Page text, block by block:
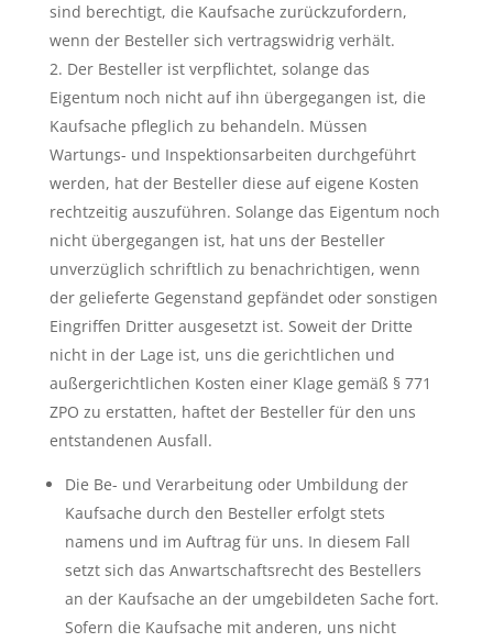
sind berechtigt, die Kaufsache zurückzufordern,
wenn der Besteller sich vertragswidrig verhält.
Der Besteller ist verpflichtet, solange das
Eigentum noch nicht auf ihn übergegangen ist, die
Kaufsache pfleglich zu behandeln. Müssen
Wartungs- und Inspektionsarbeiten durchgeführt
werden, hat der Besteller diese auf eigene Kosten
rechtzeitig auszuführen. Solange das Eigentum noch
nicht übergegangen ist, hat uns der Besteller
unverzüglich schriftlich zu benachrichtigen, wenn
der gelieferte Gegenstand gepfändet oder sonstigen
Eingriffen Dritter ausgesetzt ist. Soweit der Dritte
nicht in der Lage ist, uns die gerichtlichen und
außergerichtlichen Kosten einer Klage gemäß § 771
ZPO zu erstatten, haftet der Besteller für den uns
entstandenen Ausfall.
Die Be- und Verarbeitung oder Umbildung der
Kaufsache durch den Besteller erfolgt stets
namens und im Auftrag für uns. In diesem Fall
setzt sich das Anwartschaftsrecht des Bestellers
an der Kaufsache an der umgebildeten Sache fort.
Sofern die Kaufsache mit anderen, uns nicht